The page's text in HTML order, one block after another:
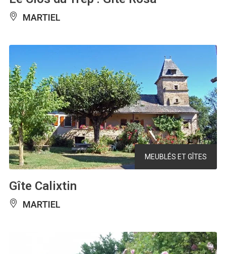
MARTIEL
MEUBLÉS ET GÎTES
Gîte Calixtin
MARTIEL